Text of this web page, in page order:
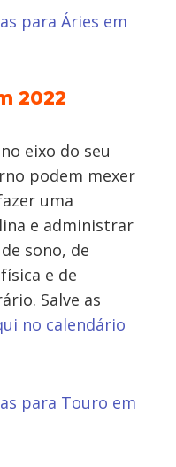
para Áries em
2022
eixo do seu
podem mexer
uma
e administrar
sono, de
e de
Salve as
no calendário
para Touro em